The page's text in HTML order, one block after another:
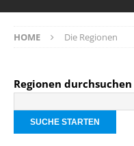
HOME Die Regionen
Regionen durchsuchen